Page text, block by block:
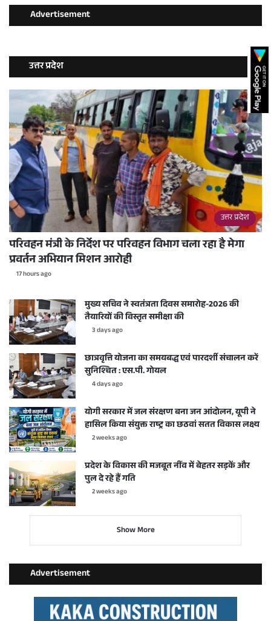
Advertisement
उत्तर प्रदेश
उत्तर प्रदेश
परिवहन मंत्री के निर्देश पर परिवहन विभाग चला रहा है मेगा
प्रवर्तन अभियान मिशन आरोही
17 hours ago
मुख्य सचिव ने स्वतंत्रता दिवस समारोह-2026 की
तैयारियों की विस्तृत समीक्षा की
3 days ago
छात्रवृत्ति योजना का समयबद्ध एवं पारदर्शी संचालन करें
सुनिश्चित : एस.पी. गोयल
4 days ago
योगी सरकार में जल संरक्षण बना जन आंदोलन, यूपी ने
हासिल किया संयुक्त राष्ट्र का छठवां सतत विकास लक्ष्य
2 weeks ago
प्रदेश के विकास की मजबूत नींव में बेहतर सड़कें और
पुल दे रहे हैं गति
2 weeks ago
Show More
Advertisement